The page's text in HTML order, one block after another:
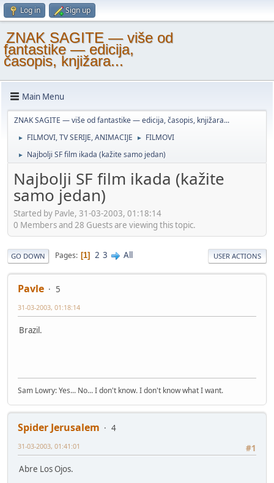
Log in Sign up
ZNAK SAGITE — više od
fantastike — edicija,
časopis, knjižara...
Main Menu
ZNAK SAGITE — više od fantastike — edicija, časopis, knjižara...
► FILMOVI, TV SERIJE, ANIMACIJE ► FILMOVI
► Najbolji SF film ikada (kažite samo jedan)
Najbolji SF film ikada (kažite
samo jedan)
Started by Pavle, 31-03-2003, 01:18:14
0 Members and 28 Guests are viewing this topic.
GO DOWN Pages 1 2 3 All USER ACTIONS
Pavle 5
31-03-2003, 01:18:14
Brazil.
Sam Lowry: Yes... No... I don't know. I don't know what I want.
Spider Jerusalem
4
#1
31-03-2003, 01:41:01
Abre Los Ojos.